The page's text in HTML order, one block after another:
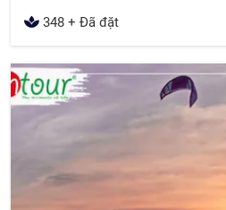
348 + Đã đặt